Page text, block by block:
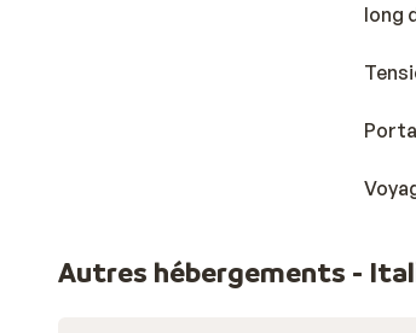
long
Autres hébergements -